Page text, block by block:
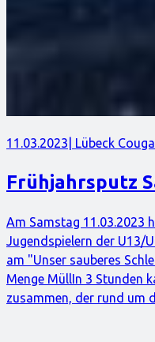
11.03.2023 | Lübeck
Frühjahrsputz
Am Samstag 11.03.2023
Jugendspielern der U13/
am "Unser sauberes
Menge MüllIn 3 Stunden
zusammen, der rund um